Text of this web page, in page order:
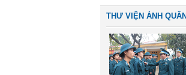
THƯ VIỆN ẢNH